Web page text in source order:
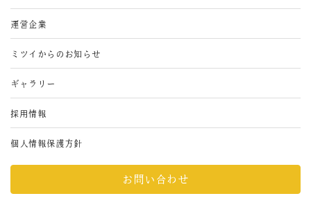
運営企業
ミツイからのお知らせ
ギャラリー
採用情報
個人情報保護方針
お問い合わせ